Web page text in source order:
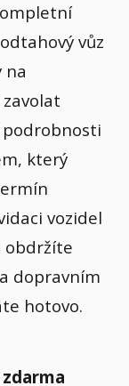
vůz
na
který
vozidel
obdržíte
dopravním
hotovo.